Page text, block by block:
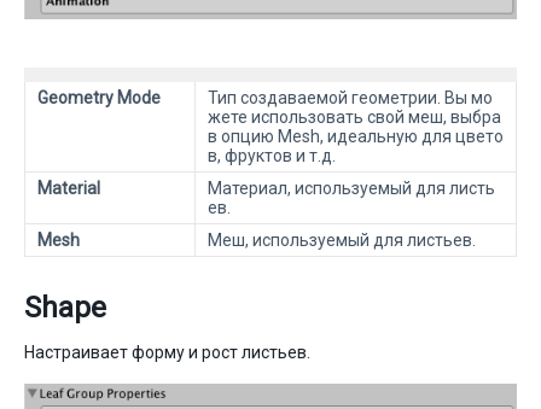
Geometry Mode
Тип создаваемой геометрии. Вы мо
жете использовать свой меш, выбра
в опцию Mesh, идеальную для цвето
в, фруктов и т.д.
Material
Материал, используемый для листь
ев.
Mesh
Меш, используемый для листьев.
Shape
Настраивает форму и рост листьев.